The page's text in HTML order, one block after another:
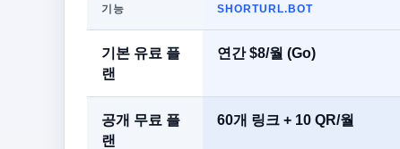
기능 SHORTURL.BOT
기본 유료 플
랜
연간 $8/월 (Go)
공개 무료 플
랜
60개 링크 + 10 QR/월